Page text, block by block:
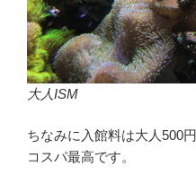
大人ISM
ちなみに入館料は大人500
コスパ最高です。